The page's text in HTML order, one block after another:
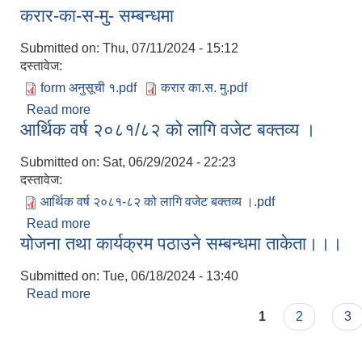
करार-का-स-मु- सम्बन्धमा
Submitted on: Thu, 07/11/2024 - 15:12
दस्तावेज:
form अनुसूची १.pdf
करार का.स. मु.pdf
Read more
आर्थिक वर्ष २०८१/८२ को लागि वजेट बक्तव्य ।
Submitted on: Sat, 06/29/2024 - 22:23
दस्तावेज:
आर्थिक वर्ष २०८१-८२ को लागि वजेट बक्तव्य ।.pdf
Read more
योजना तथा कार्यक्रम पठाउने सम्बन्धमा ताकेता।।।
Submitted on: Tue, 06/18/2024 - 13:40
Read more
1 2 3